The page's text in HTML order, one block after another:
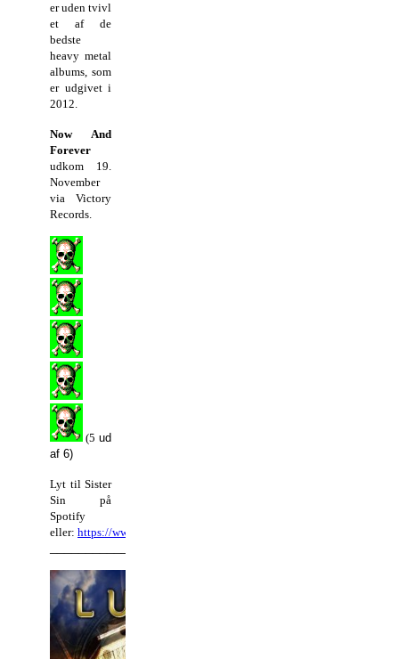
er uden tvivl
et af de
bedste
heavy metal
albums, som
er udgivet i
2012.
Now And
Forever
udkom 19.
November
via Victory
Records.
(5 ud
af 6)
Lyt til Sister
Sin på
Spotify
eller: https://www.facebook.com/SisterSin/